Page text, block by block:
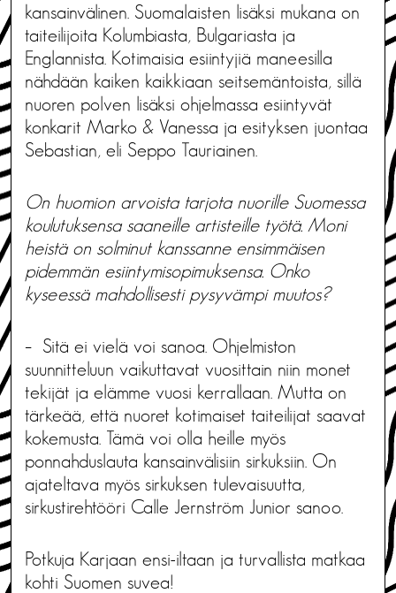
kansainvälinen. Suomalaisten lisäksi mukana on
taiteilijoita Kolumbiasta, Bulgariasta ja
Englannista. Kotimaisia esiintyjiä maneesilla
nähdään kaiken kaikkiaan seitsemäntoista, sillä
nuoren polven lisäksi ohjelmassa esiintyvät
konkarit Marko & Vanessa ja esityksen juontaa
Sebastian, eli Seppo Tauriainen.
On huomion arvoista tarjota nuorille Suomessa
koulutuksensa saaneille artisteille työtä. Moni
heistä on solminut kanssanne ensimmäisen
pidemmän esiintymisopimuksensa. Onko
kyseessä mahdollisesti pysyvämpi muutos?
– Sitä ei vielä voi sanoa. Ohjelmiston
suunnitteluun vaikuttavat vuosittain niin monet
tekijät ja elämme vuosi kerrallaan. Mutta on
tärkeää, että nuoret kotimaiset taiteilijat saavat
kokemusta. Tämä voi olla heille myös
ponnahduslauta kansainvälisiin sirkuksiin. On
ajateltava myös sirkuksen tulevaisuutta,
sirkustirehtööri Calle Jernström Junior sanoo.
Potkuja Karjaan ensi-iltaan ja turvallista matkaa
kohti Suomen suvea!